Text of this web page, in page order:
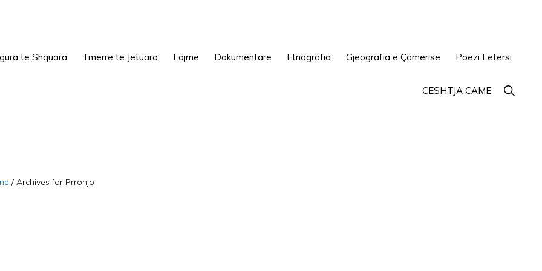
te Shquara Tmerre te Jetuara Lajme Dokumentare Etnografia Gjeografia e Çamerise Poezi Letersi
CESHTJA CAME Show
Search
/ Archives for Prronjo